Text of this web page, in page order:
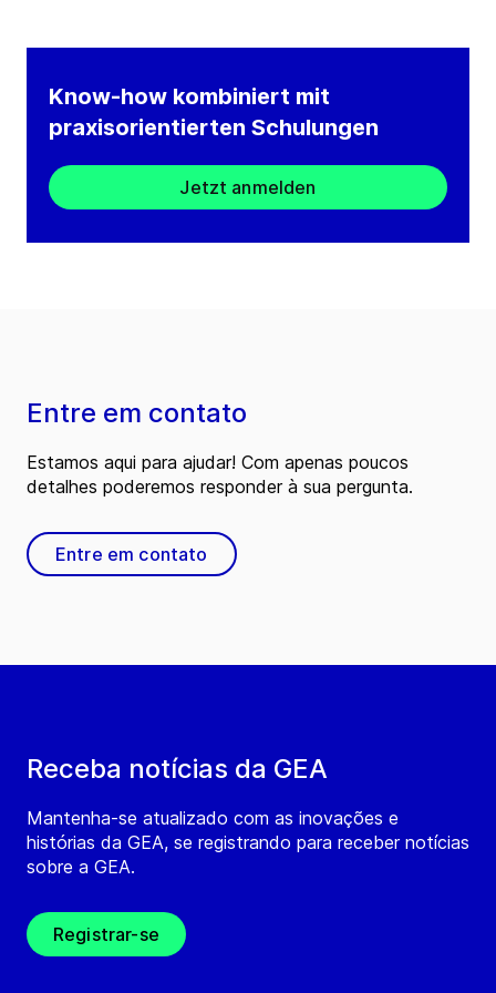
Know-how kombiniert mit
praxisorientierten Schulungen
Jetzt anmelden
Receba notícias da GEA
Mantenha-se atualizado com as inovações e
histórias da GEA, se registrando para receber notícias
sobre a GEA.
Registrar-se
Entre em contato
Estamos aqui para ajudar! Com apenas poucos
detalhes poderemos responder à sua pergunta.
Entre em contato